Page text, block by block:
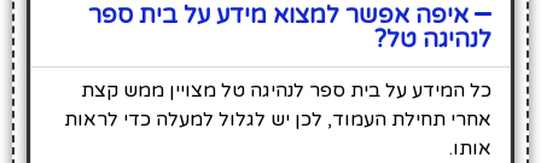
איפה אפשר למצוא מידע על בית ספר
לנהיגה טל?
כל המידע על בית ספר לנהיגה טל מצויין ממש קצת
אחרי תחילת העמוד, לכן יש לגלול למעלה כדי לראות
אותו.